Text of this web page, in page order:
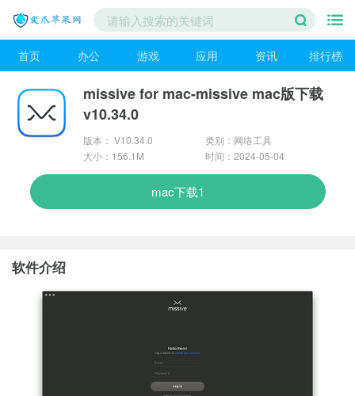
首页 办公 游戏 应用 资讯 排行榜
missive for mac-missive mac版下载
v10.34.0
版本： V10.34.0
类别：网络工具
大小：156.1M
时间：2024-05-04
mac下载1
软件介绍